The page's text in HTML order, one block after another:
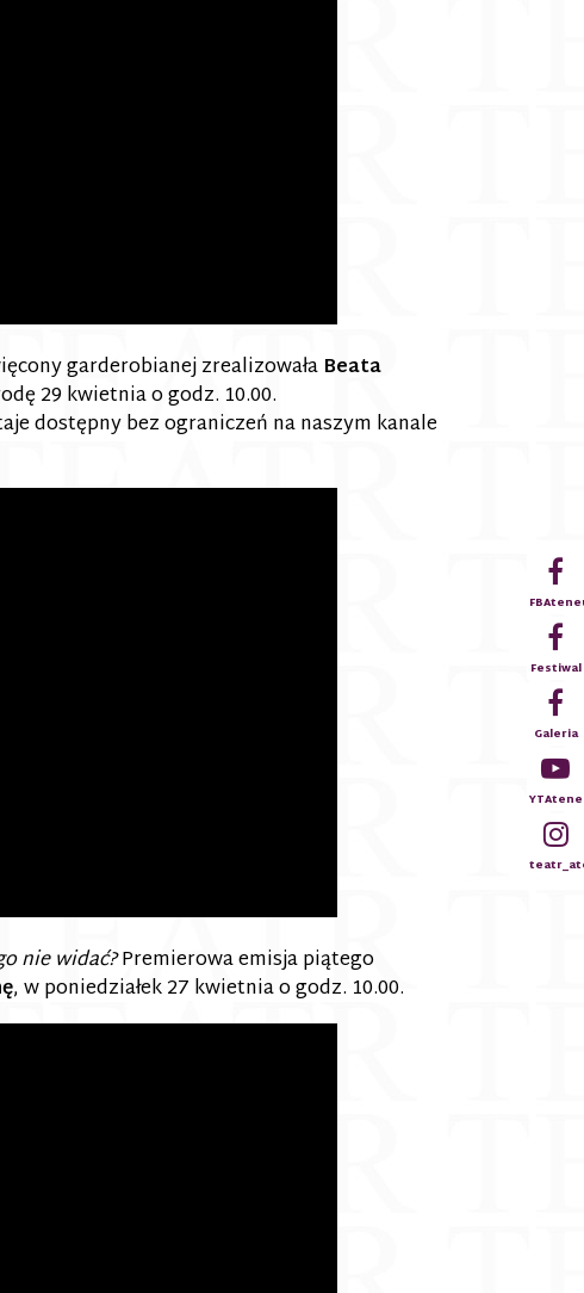
garderobianej zrealizowała Beata
29 kwietnia o godz. 10.00.
dostępny bez ograniczeń na naszym kanale
nie widać?Premierowa emisja piątego
, w poniedziałek 27 kwietnia o godz. 10.00.
Festiwal
Galeria